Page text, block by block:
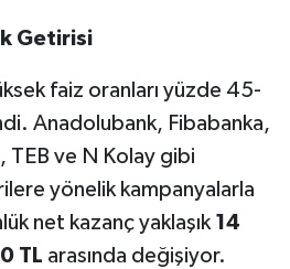
Getirisi
faiz oranları yüzde 45-
Anadolubank, Fibabanka,
ve N Kolay gibi
yönelik kampanyalarla
net kazanç yaklaşık 14
TL arasında değişiyor.